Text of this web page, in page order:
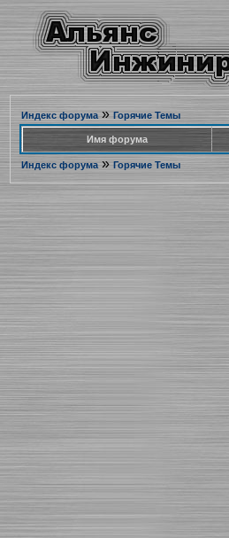
Индекс форума» Горячие Темы
Имя форума
Индекс форума» Горячие Темы